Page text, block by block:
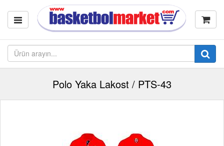
Polo Yaka Lakost / PTS-43